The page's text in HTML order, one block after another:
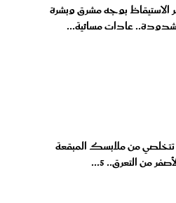
الاستيقاظ بوجه مشرق وبشرة
عادات مسائية...
تتخلصي من ملابسك المبقعة
من التعرق.. 5...